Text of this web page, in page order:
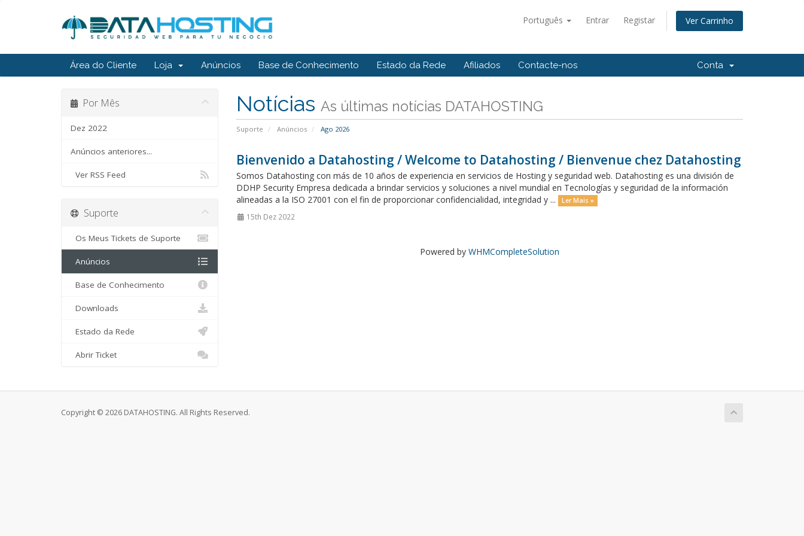
Português Entrar Registar Ver Carrinho
Área do Cliente Loja Anúncios Base de Conhecimento Estado da Rede Afiliados Contacte-nos Conta
Notícias As últimas notícias DATAHOSTING
Suporte Anúncios Ago 2026
Por Mês
Dez 2022
Anúncios anteriores...
Ver RSS Feed
Bienvenido a Datahosting / Welcome to Datahosting / Bienvenue chez Datahosting
Somos Datahosting con más de 10 años de experiencia en servicios de Hosting y seguridad web. Datahosting es una división de
DDHP Security Empresa dedicada a brindar servicios y soluciones a nivel mundial en Tecnologías y seguridad de la información
alineadas a la ISO 27001 con el fin de proporcionar confidencialidad, integridad y ...
Ler Mais »
15th Dez 2022
Powered by WHMCompleteSolution
Suporte
Os Meus Tickets de Suporte
Anúncios
Base de Conhecimento
Downloads
Estado da Rede
Abrir Ticket
Copyright © 2026 DATAHOSTING. All Rights Reserved.